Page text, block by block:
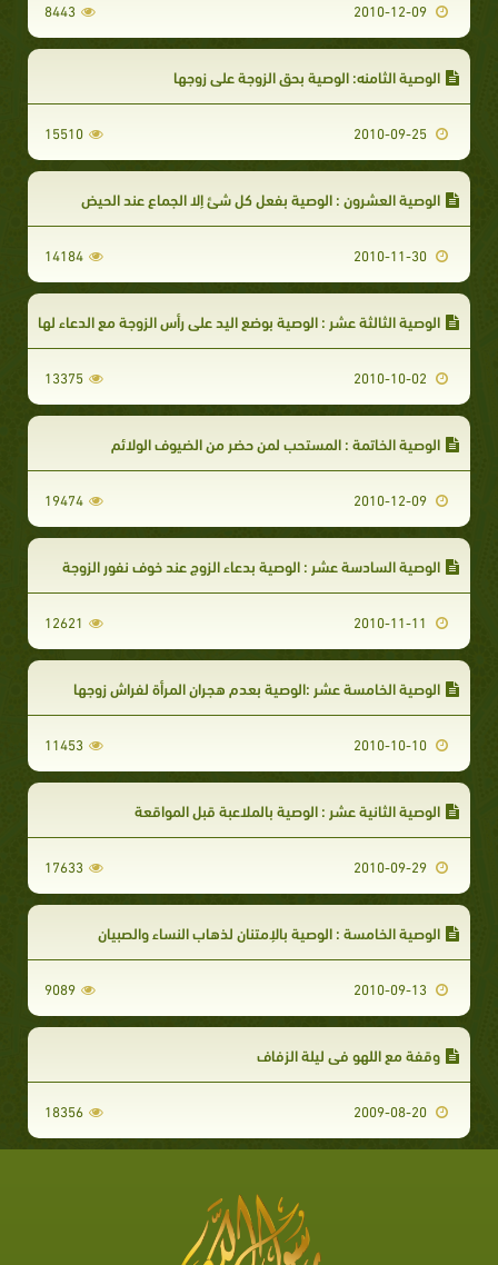
8443
الوصية الثامنه: الوصية بحق الزوجة على زوجها
15510
الوصية العشرون : الوصية بفعل كل شئ إلا الجماع عند الحيض
14184
الوصية الثالثة عشر : الوصية بوضع اليد على رأس الزوجة مع الدعاء لها
13375
الوصية الخاتمة : المستحب لمن حضر من الضيوف الولائم
19474
الوصية السادسة عشر : الوصية بدعاء الزوج عند خوف نفور الزوجة
12621
الوصية الخامسة عشر :الوصية بعدم هجران المرأة لفراش زوجها
11453
الوصية الثانية عشر : الوصية بالملاعبة قبل المواقعة
17633
الوصية الخامسة : الوصية بالإمتنان لذهاب النساء والصبيان
9089
وقفة مع اللهو في ليلة الزفاف
18356